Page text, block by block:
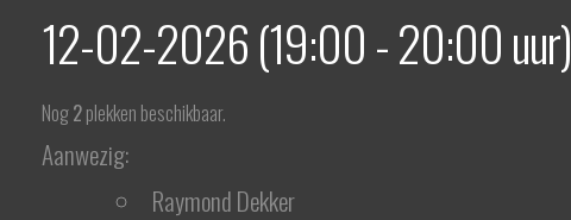
12-02-2026 (19:00 - 20:00 uur)
Nog2plekken beschikbaar.
Aanwezig:
Raymond Dekker